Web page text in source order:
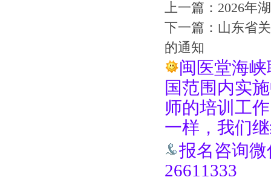
上一篇： 2026年
下一篇： 山东省
的通知
闽医堂海
国范围内实
师的培训工
一样，我们
报名咨询微
26611333